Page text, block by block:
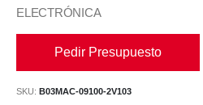
ELECTRÓNICA
Pedir Presupuesto
SKU: B03MAC-09100-2V103